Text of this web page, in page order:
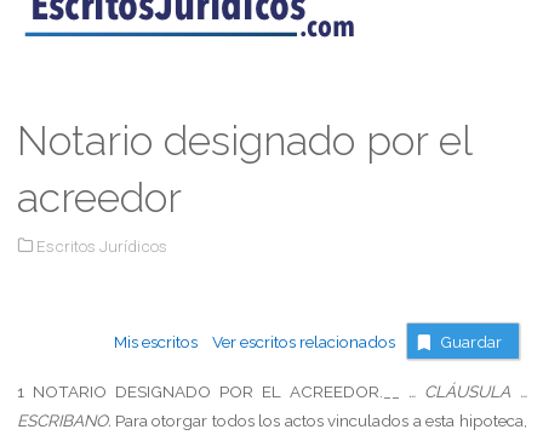
Notario designado por el
acreedor
Escritos Jurídicos
Mis escritos Ver escritos relacionados Guardar
1 NOTARIO DESIGNADO POR EL ACREEDOR.__ … CLÁUSULA …
ESCRIBANO. Para otorgar todos los actos vinculados a esta hipoteca,